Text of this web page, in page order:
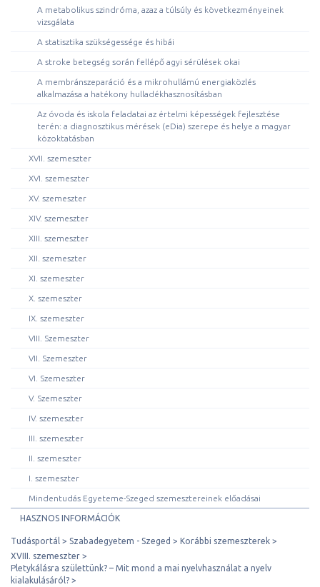
A metabolikus szindróma, azaz a túlsúly és következményeinek
vizsgálata
A statisztika szükségessége és hibái
A stroke betegség során fellépő agyi sérülések okai
A membránszeparáció és a mikrohullámú energiaközlés
alkalmazása a hatékony hulladékhasznosításban
Az óvoda és iskola feladatai az értelmi képességek fejlesztése
terén: a diagnosztikus mérések (eDia) szerepe és helye a magyar
közoktatásban
XVII. szemeszter
XVI. szemeszter
XV. szemeszter
XIV. szemeszter
XIII. szemeszter
XII. szemeszter
XI. szemeszter
X. szemeszter
IX. szemeszter
VIII. Szemeszter
VII. Szemeszter
VI. Szemeszter
V. Szemeszter
IV. szemeszter
III. szemeszter
II. szemeszter
I. szemeszter
Mindentudás Egyeteme-Szeged szemesztereinek előadásai
HASZNOS INFORMÁCIÓK
Tudásportál Szabadegyetem - Szeged
Korábbi szemeszterek
XVIII. szemeszter
Pletykálásra születtünk? – Mit mond a mai nyelvhasználat a nyelv
kialakulásáról?